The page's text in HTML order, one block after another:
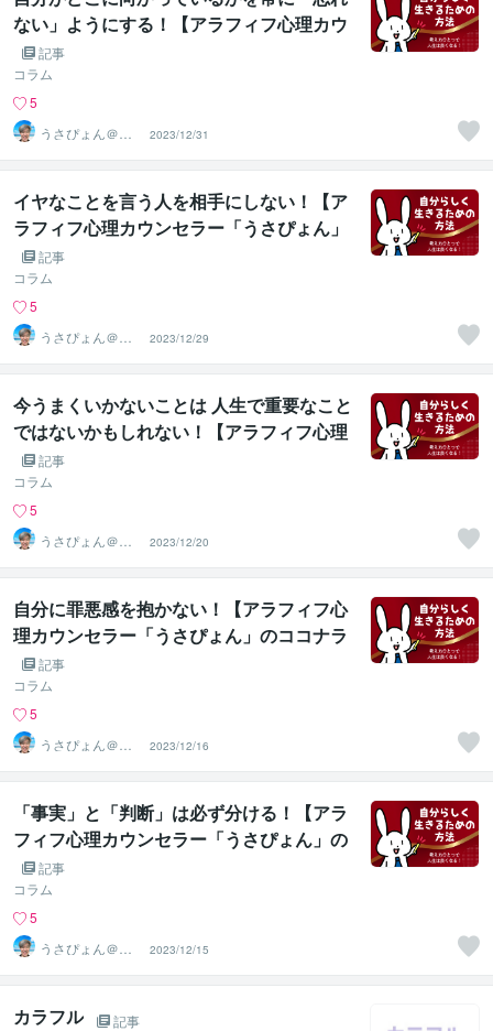
ない」ようにする！【アラフィフ心理カウ
ンセラー「うさぴょん」のココナラ電話相
談】
記事
コラム
5
うさぴょん＠癒
し系アラフィフ
心寄り添い人
2023/12/31
イヤなことを言う人を相手にしない！【ア
ラフィフ心理カウンセラー「うさぴょん」
のココナラ電話相談】
記事
コラム
5
うさぴょん＠癒
し系アラフィフ
心寄り添い人
2023/12/29
今うまくいかないことは 人生で重要なこと
ではないかもしれない！【アラフィフ心理
カウンセラー「うさぴょん」のココナラ電
話相談】
記事
コラム
5
うさぴょん＠癒
し系アラフィフ
心寄り添い人
2023/12/20
自分に罪悪感を抱かない！【アラフィフ心
理カウンセラー「うさぴょん」のココナラ
電話相談】
記事
コラム
5
うさぴょん＠癒
し系アラフィフ
心寄り添い人
2023/12/16
「事実」と「判断」は必ず分ける！【アラ
フィフ心理カウンセラー「うさぴょん」の
ココナラ電話相談】
記事
コラム
5
うさぴょん＠癒
し系アラフィフ
心寄り添い人
2023/12/15
カラフル
記事